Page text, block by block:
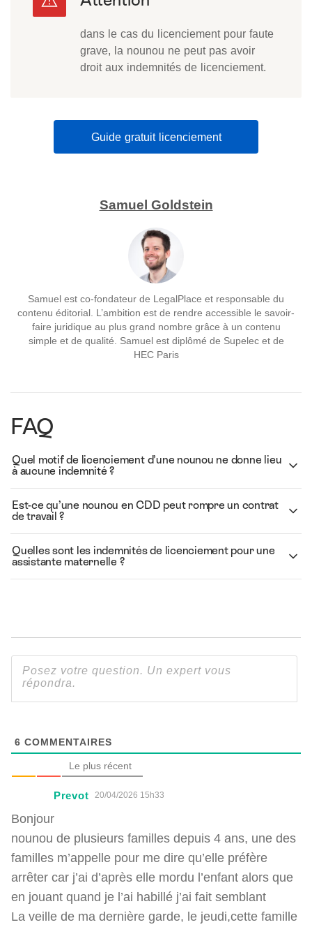
dans le cas du licenciement pour faute
grave, la nounou ne peut pas avoir
droit aux indemnités de licenciement.
Guide gratuit licenciement
Samuel Goldstein
Samuel est co-fondateur de LegalPlace et responsable du
contenu éditorial. L’ambition est de rendre accessible le savoir-
faire juridique au plus grand nombre grâce à un contenu
simple et de qualité. Samuel est diplômé de Supelec et de
HEC Paris
FAQ
Quel motif de licenciement d’une nounou ne donne lieu
à aucune indemnité ?
Est-ce qu’une nounou en CDD peut rompre un contrat
de travail ?
Quelles sont les indemnités de licenciement pour une
assistante maternelle ?
6 COMMENTAIRES
Le plus récent
Prevot 20/04/2026 15h33
Bonjour
nounou de plusieurs familles depuis 4 ans, une des
familles m’appelle pour me dire qu’elle préfère
arrêter car j’ai d’après elle mordu l’enfant alors que
en jouant quand je l’ai habillé j’ai fait semblant
La veille de ma dernière garde, le jeudi,cette famille